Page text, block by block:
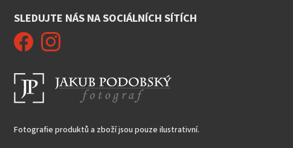
SLEDUJTE NÁS NA SOCIÁLNÍCH SÍTÍCH
Fotografie produktů a zboží jsou pouze ilustrativní.